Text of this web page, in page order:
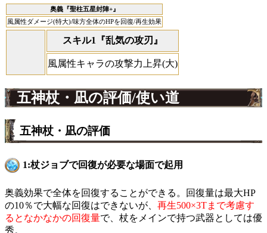
奥義『聖柱五星封陣+』
風属性ダメージ(特大)/味方全体のHPを回復/再生効果
スキル1『乱気の攻刃』
風属性キャラの攻撃力上昇(大)
五神杖・凪の評価/使い道
五神杖・凪の評価
1:杖ジョブで回復が必要な場面で起用
奥義効果で全体を回復することができる。回復量は最大HP
の10％で大幅な回復はできないが、 再生500×3Tまで考慮す
るとなかなかの回復量で、杖をメインで持つ武器としては優
秀。